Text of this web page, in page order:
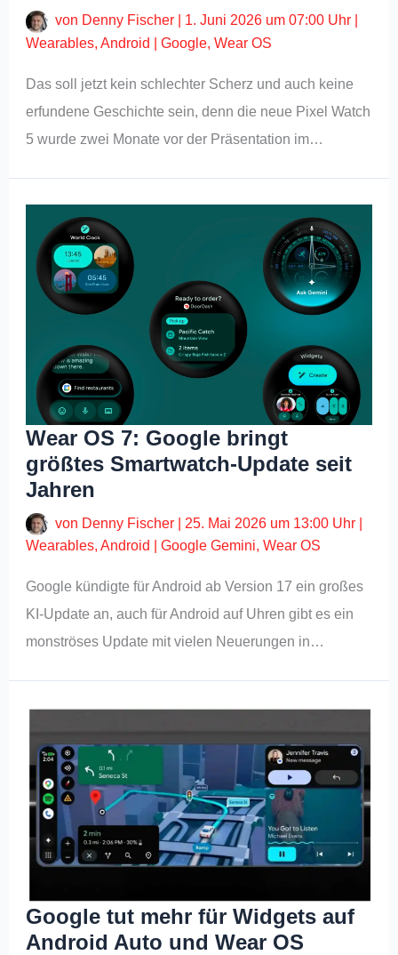
von Denny Fischer 1. Juni 2026 um 07:00 Uhr
Wearables,Android |Google,Wear OS
Das soll jetzt kein schlechter Scherz und auch keine
erfundene Geschichte sein, denn die neue Pixel Watch
5 wurde zwei Monate vor der Präsentation im…
Wear OS 7: Google bringt
größtes Smartwatch-Update seit
Jahren
von Denny Fischer 25. Mai 2026 um 13:00 Uhr
Wearables,Android |Google Gemini,Wear OS
Google kündigte für Android ab Version 17 ein großes
KI-Update an, auch für Android auf Uhren gibt es ein
monströses Update mit vielen Neuerungen in…
Google tut mehr für Widgets auf
Android Auto und Wear OS